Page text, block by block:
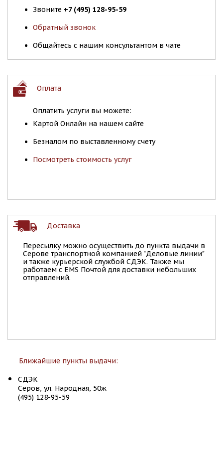
Звоните +7 (495) 128-95-59
Обратный звонок
Общайтесь с нашим консультантом в чате
Оплата
Оплатить услуги вы можете:
Картой Онлайн на нашем сайте
Безналом по выставленному счету
Посмотреть стоимость услуг
Доставка
Пересылку можно осуществить до пункта выдачи в
Серове транспортной компанией "Деловые линии"
и также курьерской службой СДЭК. Также мы
работаем с EMS Почтой для доставки небольших
отправлений.
Ближайшие пункты выдачи:
СДЭК
Серов, ул. Народная, 50ж
(495) 128-95-59